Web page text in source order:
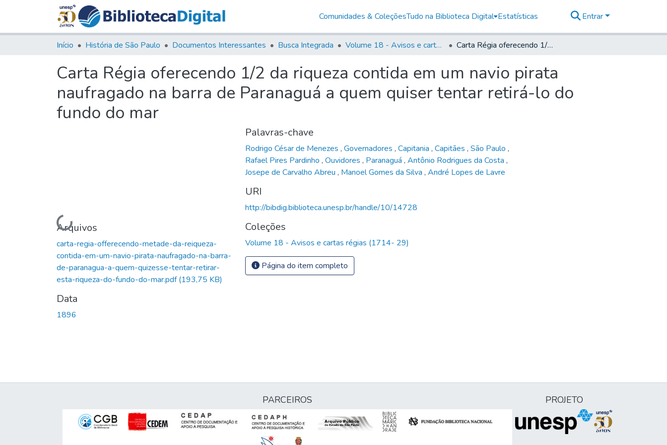
Comunidades & ColeçõesTudo na Biblioteca Digital Estatísticas Entrar
Início História de São Paulo Documentos Interessantes Busca Integrada Volume 18 - Avisos e cartas régias (1714- 29) Carta Régia oferecendo 1/2 da riqueza contida em um navio pirata naufragado na barra de Paranaguá a quem quiser tentar retirá-lo do fundo do mar
Carta Régia oferecendo 1/2 da riqueza contida em um navio pirata
naufragado na barra de Paranaguá a quem quiser tentar retirá-lo do
fundo do mar
Carregando...
Arquivos
carta-regia-offerecendo-metade-da-reiqueza-
contida-em-um-navio-pirata-naufragado-na-barra-
de-paranagua-a-quem-quizesse-tentar-retirar-
esta-riqueza-do-fundo-do-mar.pdf(193,75 KB)
Data
1896
Palavras-chave
Rodrigo César de Menezes , Governadores , Capitania , Capitães , São Paulo ,
Rafael Pires Pardinho , Ouvidores , Paranaguá , Antônio Rodrigues da Costa ,
Josepe de Carvalho Abreu , Manoel Gomes da Silva , André Lopes de Lavre
URI
http://bibdig.biblioteca.unesp.br/handle/10/14728
Coleções
Volume 18 - Avisos e cartas régias (1714- 29)
Página do item completo
PARCEIROS PROJETO